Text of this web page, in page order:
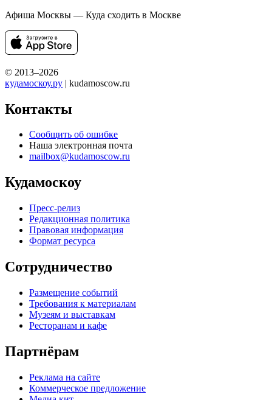
Афиша Москвы — Куда сходить в Москве
© 2013–2026
кудамоскоу.ру | kudamoscow.ru
Контакты
Сообщить об ошибке
Наша электронная почта
mailbox@kudamoscow.ru
Кудамоскоу
Пресс-релиз
Редакционная политика
Правовая информация
Формат ресурса
Сотрудничество
Размещение событий
Требования к материалам
Музеям и выставкам
Ресторанам и кафе
Партнёрам
Реклама на сайте
Коммерческое предложение